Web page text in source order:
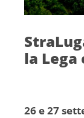
la Lega
26 e 27